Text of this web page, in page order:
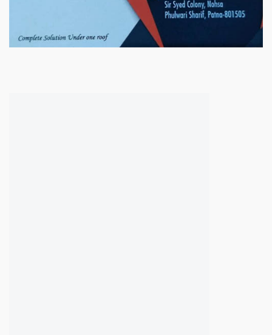
को प्रशिक्षित कर उन्हें स्वयं रोजगार सम्मुख बनाया जा सके। ताकि उन्हें अपनी
आजीविका के लिए अपना घर छोड़ना न पड़े। निवेदक – अतिना वेलफेयर
फाउंडेशन – बिहारशरीफ रहबर यूनिट।